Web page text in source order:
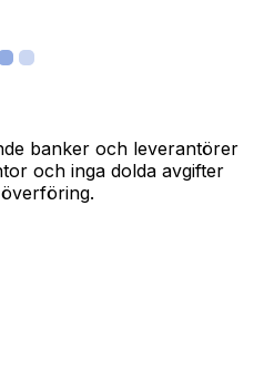
banker och leverantörer
och inga dolda avgifter